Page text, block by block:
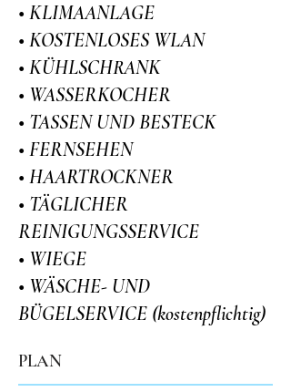
• KLIMAANLAGE
• KOSTENLOSES WLAN
• KÜHLSCHRANK
• WASSERKOCHER
• TASSEN UND BESTECK
• FERNSEHEN
• HAARTROCKNER
• TÄGLICHER
REINIGUNGSSERVICE
• WIEGE
• WÄSCHE- UND
BÜGELSERVICE (kostenpflichtig)
PLAN